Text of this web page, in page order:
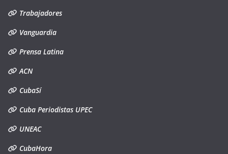
Trabajadores
Vanguardia
Prensa Latina
ACN
CubaSí
Cuba Periodistas UPEC
UNEAC
CubaHora